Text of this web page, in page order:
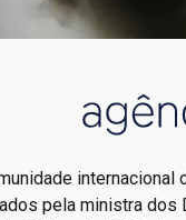
pela ministra dos